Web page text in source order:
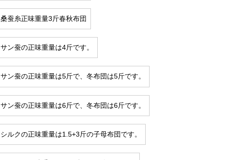
桑蚕糸正味重量3斤春秋布団
サン蚕の正味重量は4斤です。
サン蚕の正味重量は5斤で、冬布団は5斤です。
サン蚕の正味重量は6斤で、冬布団は6斤です。
シルクの正味重量は1.5+3斤の子母布団です。